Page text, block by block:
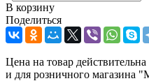
В корзину
Поделиться
Цена на товар
и для розничного магазина